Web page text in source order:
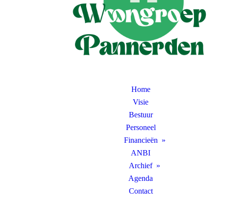
Home
Visie
Bestuur
Personeel
Financieën
ANBI
Archief
Agenda
Contact